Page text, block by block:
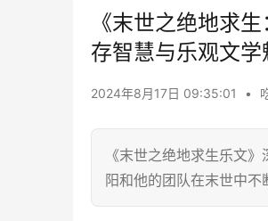
《末世之绝地求
存智慧与乐观文学
2024年8月17日 09:35:01 •
《末世之绝地求生乐文
阳和他的团队在末世中不